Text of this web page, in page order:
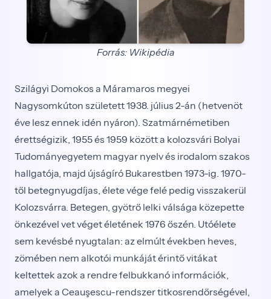
Forrás: Wikipédia
Szilágyi Domokos a Máramaros megyei
Nagysomkúton született 1938. július 2-án (hetvenöt
éve lesz ennek idén nyáron). Szatmárnémetiben
érettségizik, 1955 és 1959 között a kolozsvári Bolyai
Tudományegyetem magyar nyelv és irodalom szakos
hallgatója, majd újságíró Bukarestben 1973-ig. 1970-
től betegnyugdíjas, élete vége felé pedig visszakerül
Kolozsvárra. Betegen, gyötrő lelki válsága közepette
önkezével vet véget életének 1976 őszén. Utóélete
sem kevésbé nyugtalan: az elmúlt években heves,
zömében nem alkotói munkáját érintő vitákat
keltettek azok a rendre felbukkanó információk,
amelyek a Ceauşescu-rendszer titkosrendőrségével,